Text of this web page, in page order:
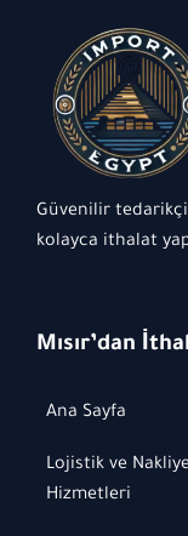
Güvenilir
kolayca ithalat
Mısır’dan
Ana Sayfa
Lojistik ve
Hizmetleri